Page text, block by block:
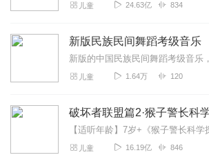
儿童 24.63亿 834
新版民族民间舞蹈考级音乐
儿童 1.64万 120
儿童 16.19亿 846